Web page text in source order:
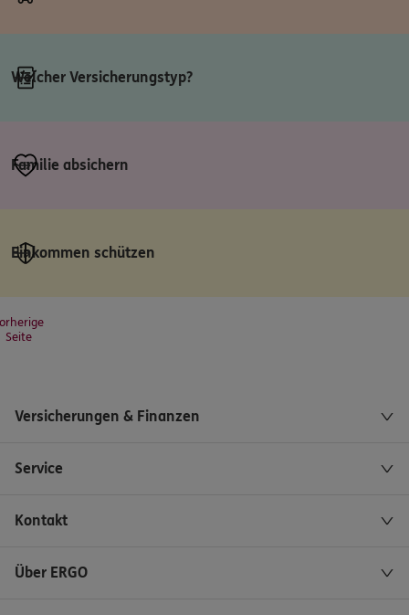
Welcher Versicherungstyp?
Familie absichern
Einkommen schützen
Seite
Versicherungen & Finanzen
Service
Kontakt
Über ERGO